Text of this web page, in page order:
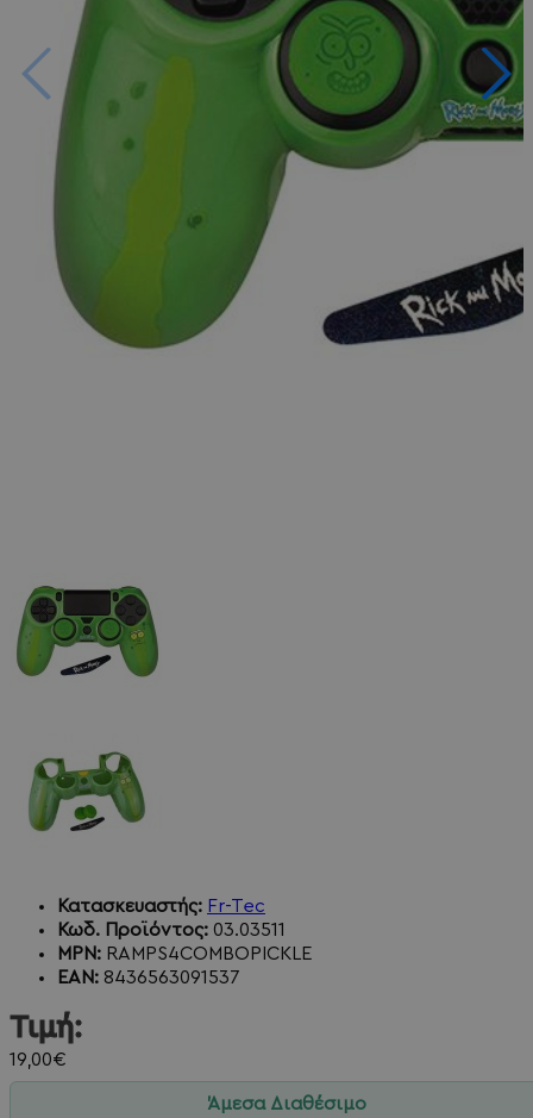
Κατασκευαστής: Fr-Tec
Κωδ. Προϊόντος: 03.03511
MPN: RAMPS4COMBOPICKLE
EAN: 8436563091537
Τιμή:
19,00€
Άμεσα Διαθέσιμο